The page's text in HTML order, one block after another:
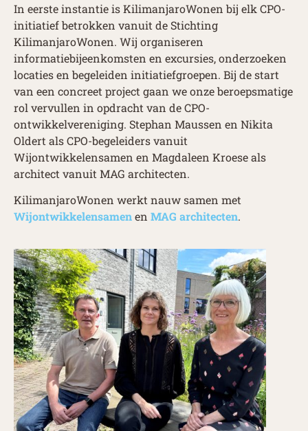
In eerste instantie is KilimanjaroWonen bij elk CPO-
initiatief betrokken vanuit de Stichting
KilimanjaroWonen. Wij organiseren
informatiebijeenkomsten en excursies, onderzoeken
locaties en begeleiden initiatiefgroepen. Bij de start
van een concreet project gaan we onze beroepsmatige
rol vervullen in opdracht van de CPO-
ontwikkelvereniging. Stephan Maussen en Nikita
Oldert als CPO-begeleiders vanuit
Wijontwikkelensamen en Magdaleen Kroese als
architect vanuit MAG architecten.
KilimanjaroWonen werkt nauw samen met
Wijontwikkelensamenen MAG architecten.